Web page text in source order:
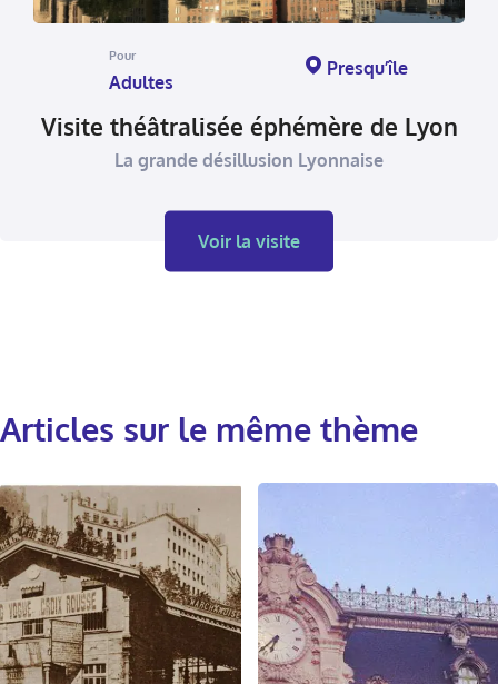
Pour
Adultes
Presqu’île
Visite théâtralisée éphémère de Lyon
La grande désillusion Lyonnaise
Voir la visite
Articles sur le même thème